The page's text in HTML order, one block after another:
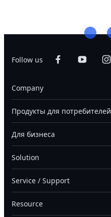
Follow us
Company
Продукты для потребителей
Для бизнеса
Solution
Service / Support
Resource